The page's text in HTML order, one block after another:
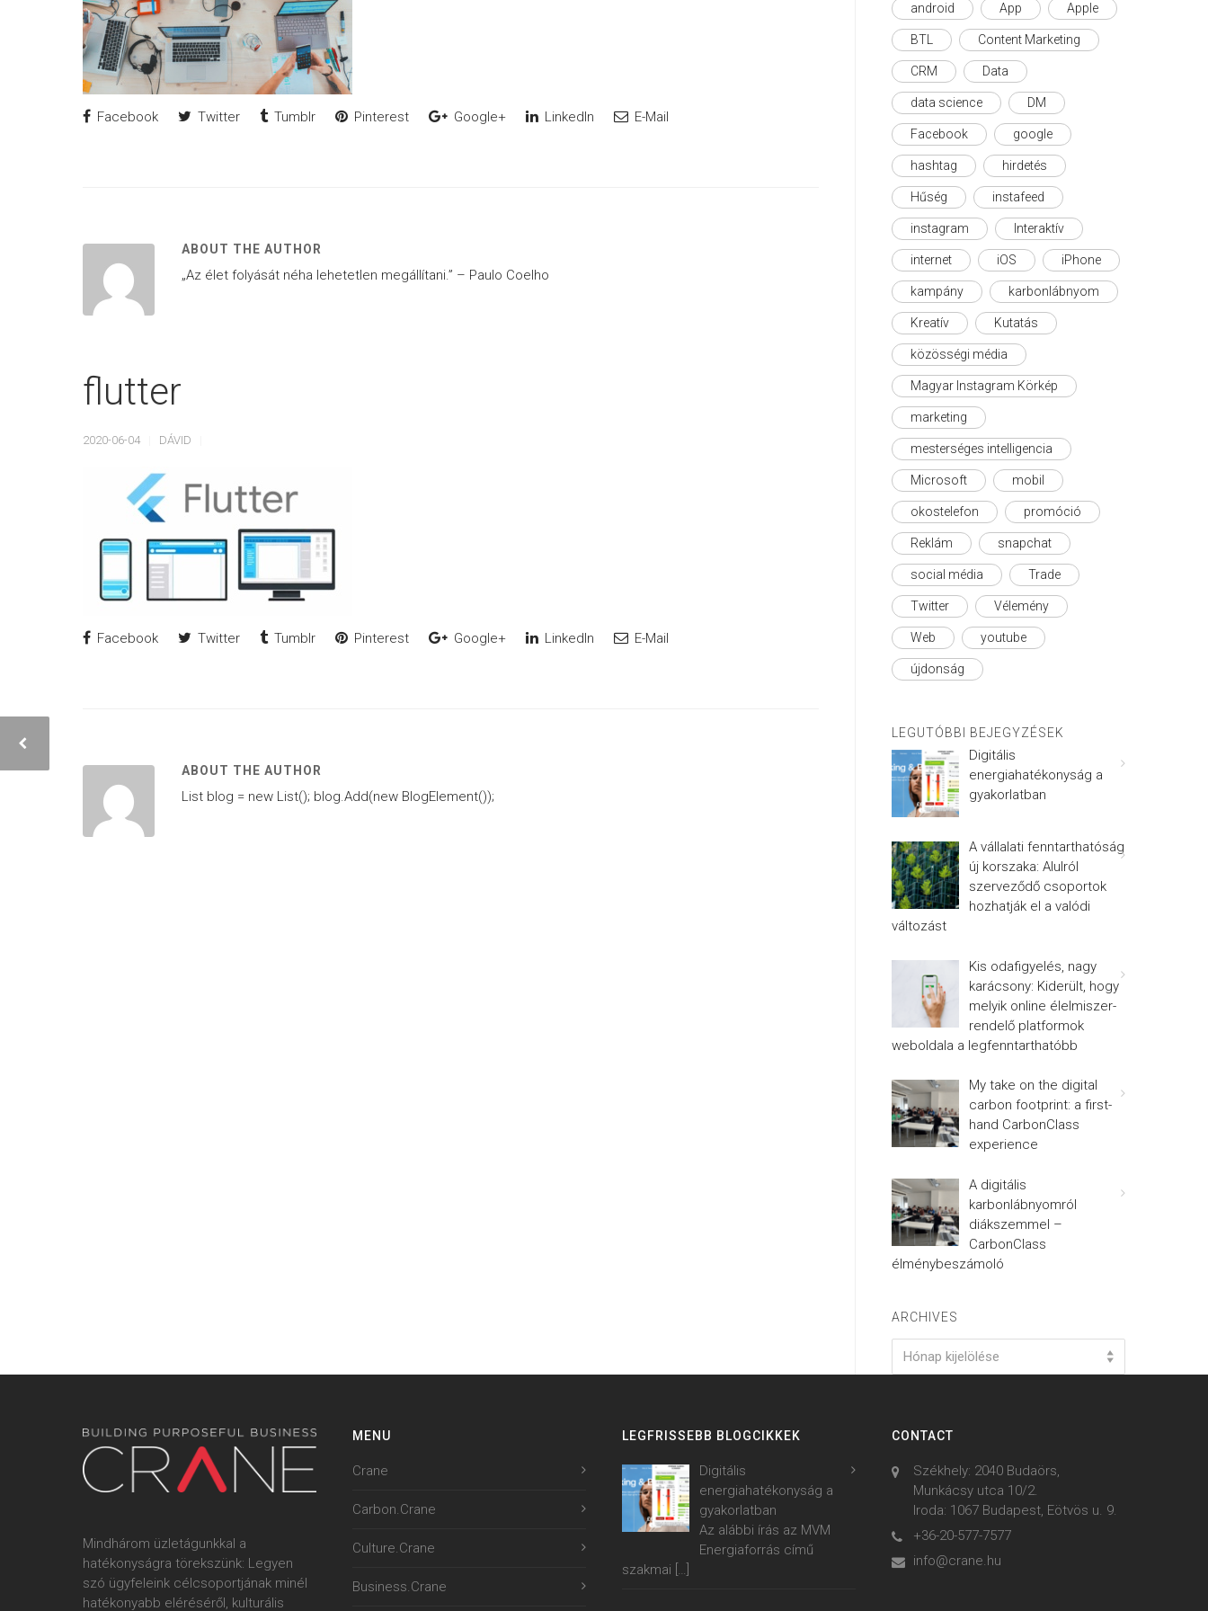
Facebook Twitter Tumblr Pinterest Google+ LinkedIn E-Mail
ABOUT THE AUTHOR
„Az élet folyását néha lehetetlen megállítani.” – Paulo Coelho
flutter
2020-06-04 DÁVID
Facebook Twitter Tumblr Pinterest Google+ LinkedIn E-Mail
ABOUT THE AUTHOR
List blog = new List(); blog.Add(new BlogElement());
android App Apple
BTL Content Marketing
CRM Data
data science DM
Facebook google
hashtag hirdetés
Hűség instafeed
instagram Interaktív
internet iOS iPhone
kampány karbonlábnyom
Kreatív Kutatás
közösségi média
Magyar Instagram Körkép
marketing
mesterséges intelligencia
Microsoft mobil
okostelefon promóció
Reklám snapchat
social média Trade
Twitter Vélemény
Web youtube
újdonság
LEGUTÓBBI BEJEGYZÉSEK
Digitális
energiahatékonyság a
gyakorlatban
A vállalati fenntarthatóság
új korszaka: Alulról
szerveződő csoportok
hozhatják el a valódi
változást
Kis odafigyelés, nagy
karácsony: Kiderült, hogy
melyik online élelmiszer-
rendelő platformok
weboldala a legfenntarthatóbb
My take on the digital
carbon footprint: a first-
hand CarbonClass
experience
A digitális
karbonlábnyomról
diákszemmel –
CarbonClass
élménybeszámoló
ARCHIVES
Hónap kijelölése
Mindhárom üzletágunkkal a
hatékonyságra törekszünk: Legyen
szó ügyfeleink célcsoportjának minél
hatékonyabb eléréséről, kulturális
MENU
Crane
Carbon.Crane
Culture.Crane
Business.Crane
LEGFRISSEBB BLOGCIKKEK
Digitális
energiahatékonyság a
gyakorlatban
Az alábbi írás az MVM
Energiaforrás című
szakmai
CONTACT
Székhely: 2040 Budaörs,
Munkácsy utca 10/2.
Iroda: 1067 Budapest, Eötvös u. 9.
+36-20-577-7577
info@crane.hu